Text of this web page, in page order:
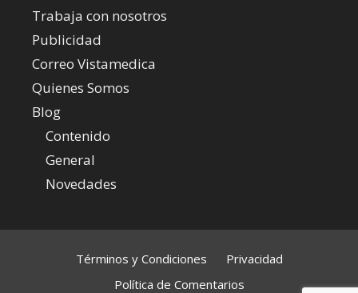
Trabaja con nosotros
Publicidad
Correo Vistamedica
Quienes Somos
Blog
Contenido
General
Novedades
Términos y Condiciones
Privacidad
Política de Comentarios